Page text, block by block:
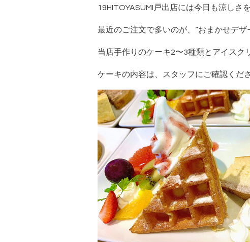
19HITOYASUMI戸出店には今日も涼しさ
最近のご注文で多いのが、“おまかせデザ
当店手作りのケーキ2〜3種類とアイス
ケーキの内容は、スタッフにご確認くださ